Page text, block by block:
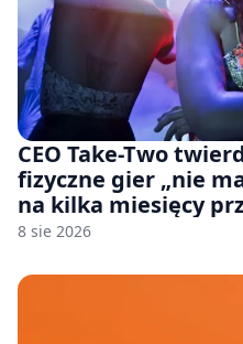
CEO Take-Two
fizyczne gier „nie
na kilka miesięcy
8 sie 2026